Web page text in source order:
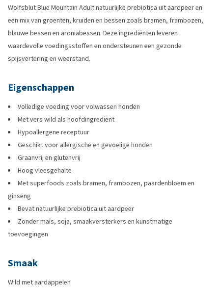
Wolfsblut Blue Mountain Adult natuurlijke prebiotica uit aardpeer en
een mix van groenten, kruiden en bessen zoals bramen, frambozen,
blauwe bessen en aroniabessen. Deze ingrediënten leveren
waardevolle voedingsstoffen en ondersteunen een gezonde
spijsvertering en weerstand.
Eigenschappen
Volledige voeding voor volwassen honden
Met vers wild als hoofdingrediënt
Hypoallergene receptuur
Geschikt voor allergische en gevoelige honden
Graanvrij en glutenvrij
Hoog vleesgehalte
Met superfoods zoals bramen, frambozen, paardenbloem en
ginseng
Bevat natuurlijke prebiotica uit aardpeer
Zonder maïs, soja, smaakversterkers en kunstmatige
toevoegingen
Smaak
Wild met aardappelen